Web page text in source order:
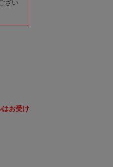
ざい
はお受け